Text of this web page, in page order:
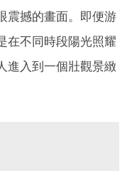
震撼的畫面。即便游
在不同時段陽光照耀
進入到一個壯觀景緻